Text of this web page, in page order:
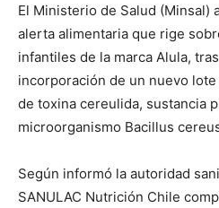
El Ministerio de Salud (Minsal)
alerta alimentaria que rige
infantiles de la marca Alula,
incorporación de un nuevo
de toxina cereulida, sustancia
microorganismo Bacillus
Según informó la autoridad
SANULAC Nutrición Chile